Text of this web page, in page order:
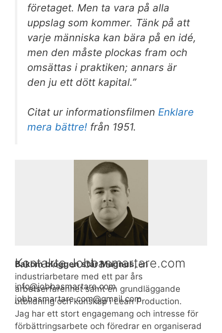
företaget. Men ta vara på alla
uppslag som kommer. Tänk på att
varje människa kan bära på en idé,
men den måste plockas fram och
omsättas i praktiken; annars är
den ju ett dött kapital.”
Citat ur informationsfilmen Enklare
mera bättre! från 1951.
Bakom bloggen står Magnus,en
industriarbetare med ett par års
arbetserfarenhet samt en grundläggande
utbildning och kunskap i Lean Production.
Jag har ett stort engagemang och intresse för
förbättringsarbete och föredrar en organiserad
Kontakta Jobbasmartare.com
moc.eratramsabboj@ofni
moc.liamg@moc.eratramsabboj